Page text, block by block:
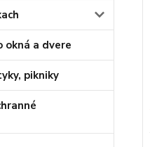
okná a dvere
pikniky